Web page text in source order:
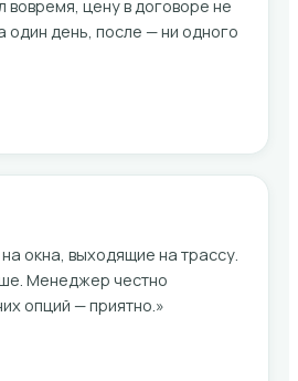
цену в договоре не
один день, после — ни одного
окна, выходящие на трассу.
Менеджер честно
опций — приятно.»